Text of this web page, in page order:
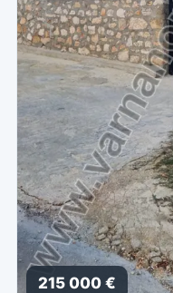
215 000 €